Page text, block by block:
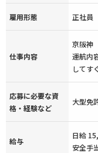
雇用形態 正社員
仕事内容
京阪神
運航内
してす
応募に必要な資
格・経験など
大型免
給与
日給
安全手